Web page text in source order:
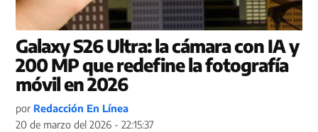
Galaxy S26 Ultra: la cámara con IA y
200 MP que redefine la fotografía
móvil en 2026
por Redacción En Línea
20 de marzo del 2026 - 22:15:37